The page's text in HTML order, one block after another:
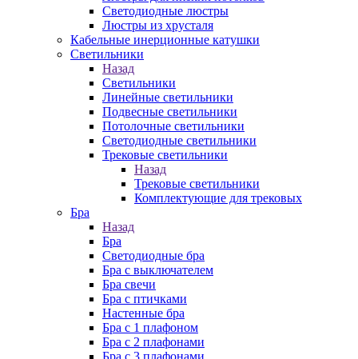
Cветодиодные люстры
Люстры из хрусталя
Кабельные инерционные катушки
Светильники
Назад
Светильники
Линейные светильники
Подвесные светильники
Потолочные светильники
Светодиодные светильники
Трековые светильники
Назад
Трековые светильники
Комплектующие для трековых
Бра
Назад
Бра
Светодиодные бра
Бра с выключателем
Бра свечи
Бра с птичками
Настенные бра
Бра с 1 плафоном
Бра с 2 плафонами
Бра с 3 плафонами